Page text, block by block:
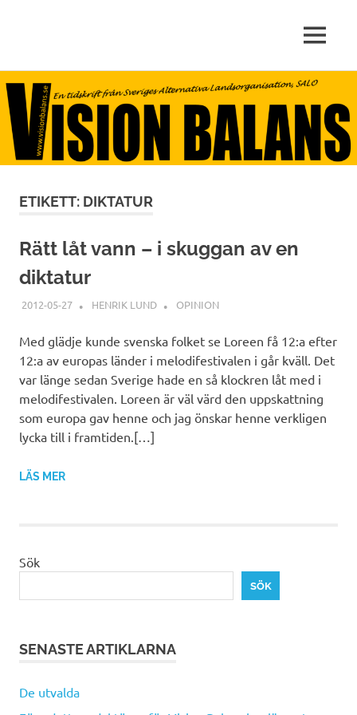
till
innehåll
miljö
MENY
ETIKETT: DIKTATUR
Rätt låt vann – i skuggan av en
diktatur
2012-05-27 HENRIK LUND OPINION
Med glädje kunde svenska folket se Loreen få 12:a efter
12:a av europas länder i melodifestivalen i går kväll. Det
var länge sedan Sverige hade en så klockren låt med i
melodifestivalen. Loreen är väl värd den uppskattning
som europa gav henne och jag önskar henne verkligen
lycka till i framtiden.[…]
LÄS MER
Sök
SÖK
SENASTE ARTIKLARNA
De utvalda